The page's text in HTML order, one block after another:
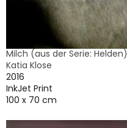
Milch (aus der Serie: Helden)
Katia Klose
2016
InkJet Print
100 x 70 cm